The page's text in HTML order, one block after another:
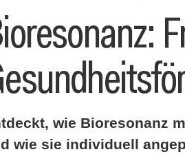
wie Bioresonanz
wie sie individuell